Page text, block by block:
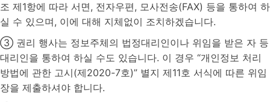
조 제1항에 따라 서면, 전자우편, 모사전송(FAX) 등을 통하여 하
실 수 있으며, 이에 대해 지체없이 조치하겠습니다.
③ 권리 행사는 정보주체의 법정대리인이나 위임을 받은 자 등
대리인을 통하여 하실 수도 있습니다. 이 경우 “개인정보 처리
방법에 관한 고시(제2020-7호)” 별지 제11호 서식에 따른 위임
장을 제출하셔야 합니다.